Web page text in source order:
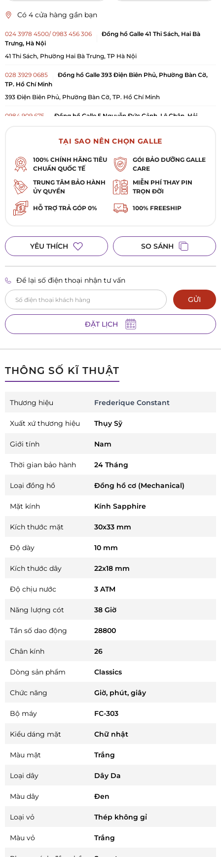
Có 4 cửa hàng gần bạn
024 3978 4500/ 0983 456 306
Đồng hồ Galle 41 Thi Sách, Hai Bà
Trưng, Hà Nội
41 Thi Sách, Phường Hai Bà Trưng, TP Hà Nội
028 3929 0685
Đồng hồ Galle 393 Điện Biên Phủ, Phường Bàn Cờ,
TP. Hồ Chí Minh
393 Điện Biên Phủ, Phường Bàn Cờ, TP. Hồ Chí Minh
0984 909 675
Đồng hồ Galle 5 Nguyễn Đức Cảnh, Lê Chân, Hải
Số 5 Nguyễn Đức Cảnh, Phường Lê Chân, TP Hải Phòng
0984 884 132
Đồng hồ Galle 335 Lê Duẩn, Thanh Khê, Đà Nẵng
335 Lê Duẩn , Phường Thanh Khê, TP Đà Nẵng
TẠI SAO NÊN CHỌN GALLE
100% CHÍNH HÃNG TIÊU
CHUẨN QUỐC TẾ
GÓI BẢO DƯỠNG GALLE
CARE
TRUNG TÂM BẢO HÀNH
ỦY QUYỀN
MIỄN PHÍ THAY PIN
TRỌN ĐỜI
HỖ TRỢ TRẢ GÓP 0% 100% FREESHIP
YÊU THÍCH SO SÁNH
Để lại số điện thoại nhận tư vấn
GỬI
ĐẶT LỊCH
THÔNG SỐ KĨ THUẬT
Thương hiệu Frederique Constant
Xuất xứ thương hiệu Thụy Sỹ
Giới tính Nam
Thời gian bảo hành 24 Tháng
Loại đồng hồ Đồng hồ cơ (Mechanical)
Mặt kính Kính Sapphire
Kích thước mặt 30x33 mm
Độ dày 10 mm
Kích thước dây 22x18 mm
Độ chịu nước 3 ATM
Năng lượng cót 38 Giờ
Tần số dao động 28800
Chân kính 26
Dòng sản phẩm Classics
Chức năng Giờ, phút, giây
Bộ máy FC-303
Kiểu dáng mặt Chữ nhật
Màu mặt Trắng
Loại dây Dây Da
Màu dây Đen
Loại vỏ Thép không gỉ
Màu vỏ Trắng